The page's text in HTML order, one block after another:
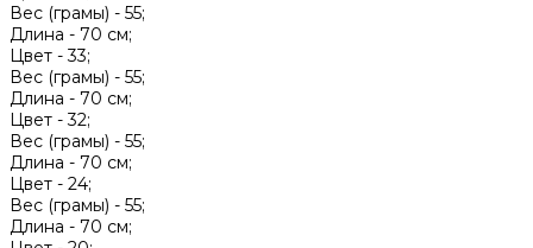
Вес (грамы) - 55;
Длина - 70 см;
Цвет -33;
Вес (грамы) - 55;
Длина - 70 см;
Цвет -32;
Вес (грамы) - 55;
Длина - 70 см;
Цвет - 24;
Вес (грамы) - 55;
Длина - 70 см;